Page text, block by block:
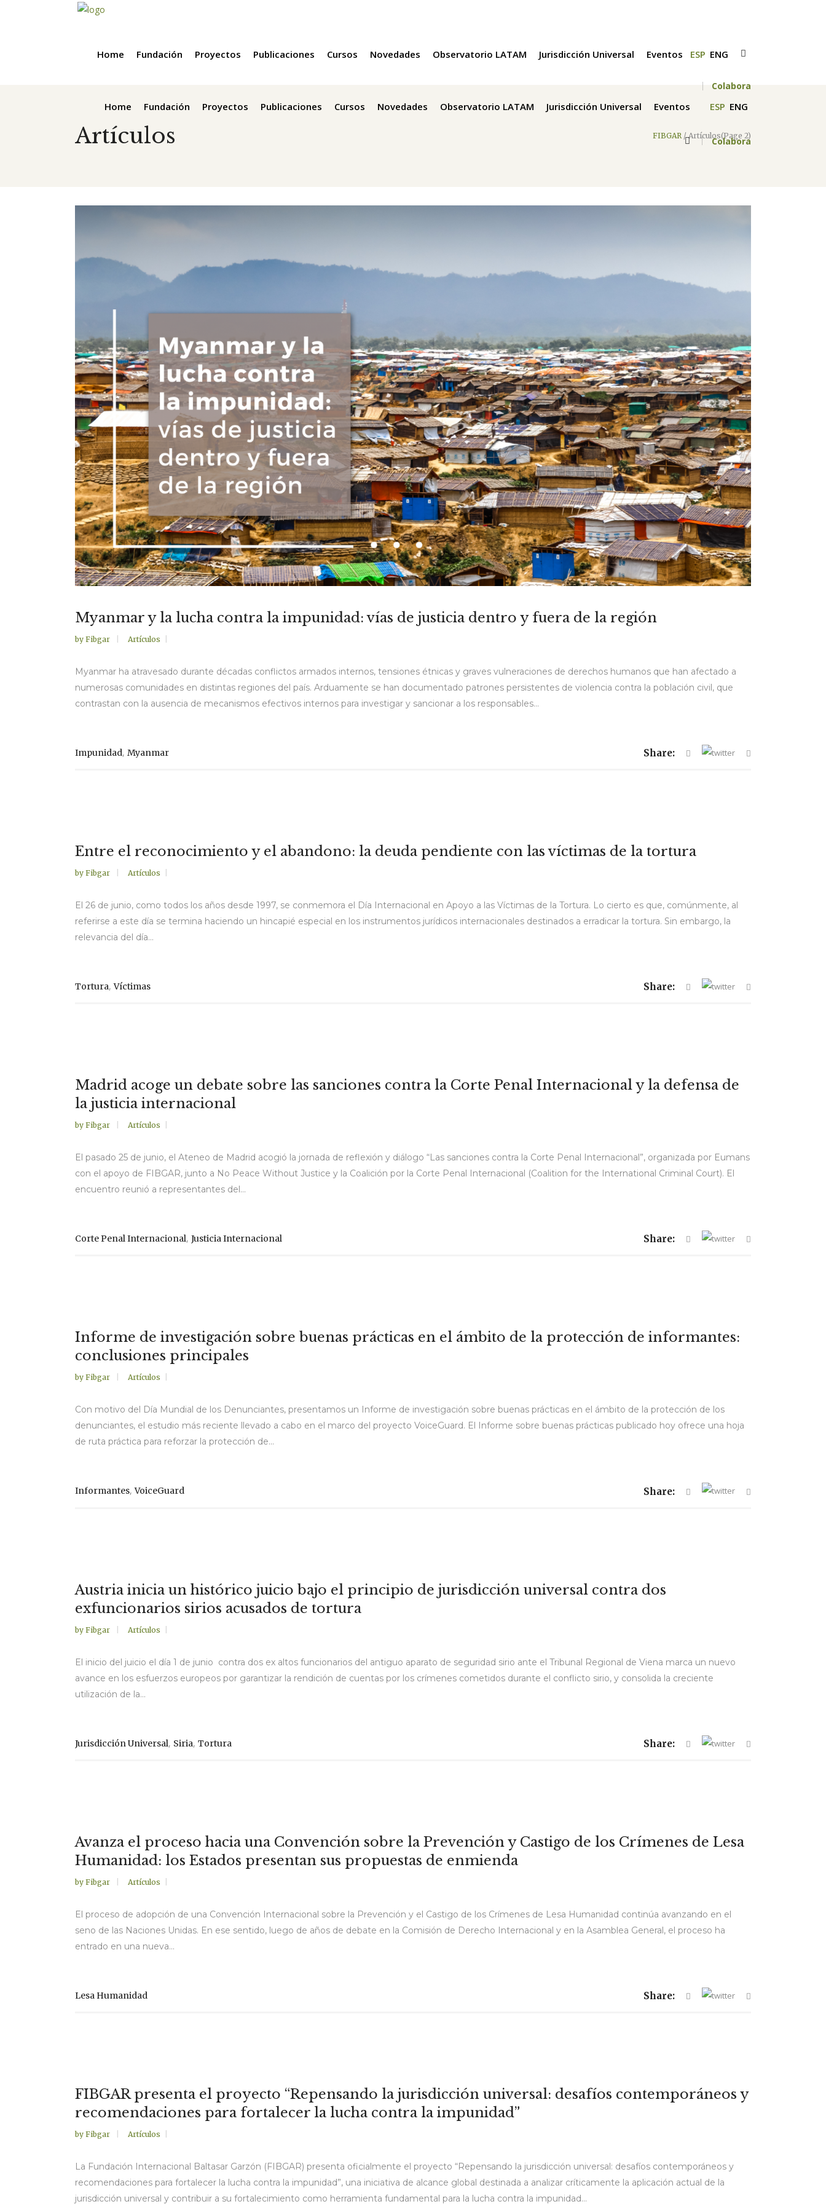
Home Fundación Proyectos Publicaciones Cursos Novedades Observatorio LATAM Jurisdicción Universal Eventos ESP ENG
Colabora
Home Fundación Proyectos Publicaciones Cursos Novedades Observatorio LATAM Jurisdicción Universal Eventos ESP ENG
Colabora
Artículos FIBGAR /Artículos(Page 2)
Myanmar y la lucha contra la impunidad: vías de justicia dentro y fuera de la región
by Fibgar Artículos
Myanmar ha atravesado durante décadas conflictos armados internos, tensiones étnicas y graves vulneraciones de derechos humanos que han afectado a
numerosas comunidades en distintas regiones del país. Arduamente se han documentado patrones persistentes de violencia contra la población civil, que
contrastan con la ausencia de mecanismos efectivos internos para investigar y sancionar a los responsables...
Impunidad, Myanmar Share:
Entre el reconocimiento y el abandono: la deuda pendiente con las víctimas de la tortura
by Fibgar Artículos
El 26 de junio, como todos los años desde 1997, se conmemora el Día Internacional en Apoyo a las Víctimas de la Tortura. Lo cierto es que, comúnmente, al
referirse a este día se termina haciendo un hincapié especial en los instrumentos jurídicos internacionales destinados a erradicar la tortura. Sin embargo, la
relevancia del día...
Tortura,Víctimas Share:
Madrid acoge un debate sobre las sanciones contra la Corte Penal Internacional y la defensa de
la justicia internacional
by Fibgar Artículos
El pasado 25 de junio, el Ateneo de Madrid acogió la jornada de reflexión y diálogo “Las sanciones contra la Corte Penal Internacional”, organizada por Eumans
con el apoyo de FIBGAR, junto a No Peace Without Justice y la Coalición por la Corte Penal Internacional (Coalition for the International Criminal Court). El
encuentro reunió a representantes del...
Corte Penal Internacional, Justicia Internacional Share:
Informe de investigación sobre buenas prácticas en el ámbito de la protección de informantes:
conclusiones principales
by Fibgar Artículos
Con motivo del Día Mundial de los Denunciantes, presentamos un Informe de investigación sobre buenas prácticas en el ámbito de la protección de los
denunciantes, el estudio más reciente llevado a cabo en el marco del proyecto VoiceGuard. El Informe sobre buenas prácticas publicado hoy ofrece una hoja
de ruta práctica para reforzar la protección de...
Informantes,VoiceGuard Share:
Austria inicia un histórico juicio bajo el principio de jurisdicción universal contra dos
exfuncionarios sirios acusados de tortura
by Fibgar Artículos
El inicio del juicio el día 1 de junio contra dos ex altos funcionarios del antiguo aparato de seguridad sirio ante el Tribunal Regional de Viena marca un nuevo
avance en los esfuerzos europeos por garantizar la rendición de cuentas por los crímenes cometidos durante el conflicto sirio, y consolida la creciente
utilización de la...
Jurisdicción Universal, Siria, Tortura Share:
Avanza el proceso hacia una Convención sobre la Prevención y Castigo de los Crímenes de Lesa
Humanidad: los Estados presentan sus propuestas de enmienda
by Fibgar Artículos
El proceso de adopción de una Convención Internacional sobre la Prevención y el Castigo de los Crímenes de Lesa Humanidad continúa avanzando en el
seno de las Naciones Unidas. En ese sentido, luego de años de debate en la Comisión de Derecho Internacional y en la Asamblea General, el proceso ha
entrado en una nueva...
Lesa Humanidad Share:
FIBGAR presenta el proyecto “Repensando la jurisdicción universal: desafíos contemporáneos y
recomendaciones para fortalecer la lucha contra la impunidad”
by Fibgar Artículos
La Fundación Internacional Baltasar Garzón (FIBGAR) presenta oficialmente el proyecto “Repensando la jurisdicción universal: desafíos contemporáneos y
recomendaciones para fortalecer la lucha contra la impunidad”, una iniciativa de alcance global destinada a analizar críticamente la aplicación actual de la
jurisdicción universal y contribuir a su fortalecimiento como herramienta fundamental para la lucha contra la impunidad...